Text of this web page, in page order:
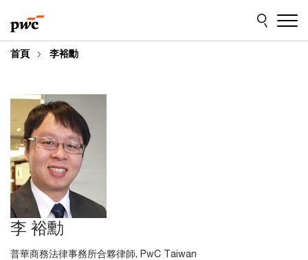
to
content
to
footer
首頁 李裕勳
李 裕勳
普華商務法律事務所合夥律師, PwC Taiwan